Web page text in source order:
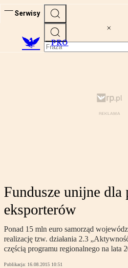
Serwisy
PRO
Fundusze unijne dla
eksporterów
Ponad 15 mln euro samorząd
realizację tzw. działania 2.3
częścią programu regionalnego na lata
Publikacja: 16.08.2015 10:51